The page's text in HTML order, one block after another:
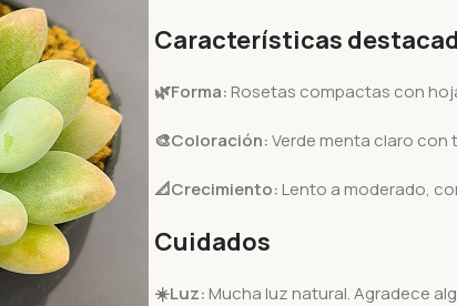
Características
🌿Forma: Rosetas compactas con
🎨Coloración:Verde menta claro con
📐Crecimiento: Lento a moderado,
Cuidados
☀️Luz: Mucha luz natural. Agradece